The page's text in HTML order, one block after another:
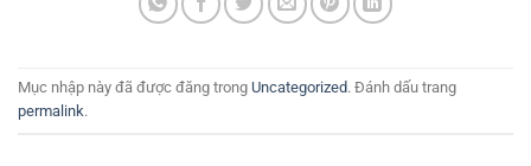
Mục nhập này đã được đăng trong Uncategorized. Đánh dấu trang
permalink.